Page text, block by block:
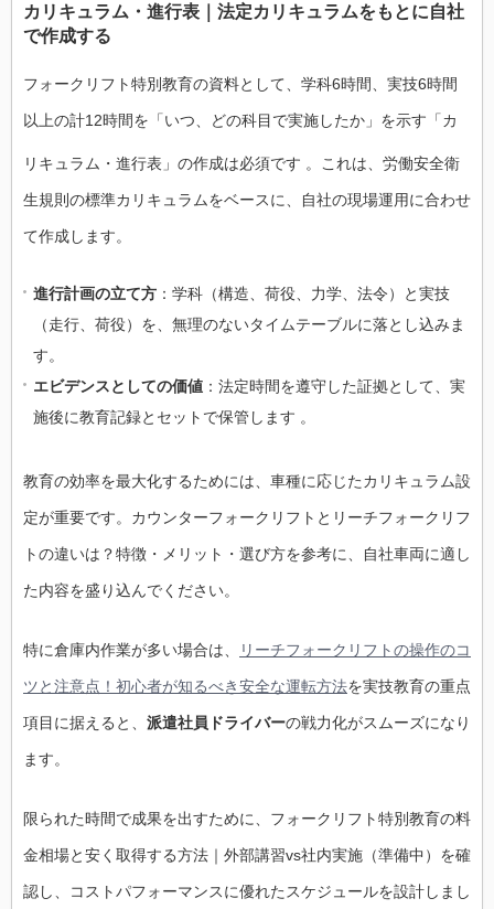
カリキュラム・進行表｜法定カリキュラムをもとに自社
で作成する
フォークリフト特別教育の資料として、学科6時間、実技6時間
以上の計12時間を「いつ、どの科目で実施したか」を示す「カ
リキュラム・進行表」の作成は必須です 。これは、労働安全衛
生規則の標準カリキュラムをベースに、自社の現場運用に合わせ
て作成します。
進行計画の立て方 ：学科（構造、荷役、力学、法令）と実技
（走行、荷役）を、無理のないタイムテーブルに落とし込みま
す。
エビデンスとしての価値 ：法定時間を遵守した証拠として、実
施後に教育記録とセットで保管します 。
教育の効率を最大化するためには、車種に応じたカリキュラム設
定が重要です。カウンターフォークリフトとリーチフォークリフ
トの違いは？特徴・メリット・選び方を参考に、自社車両に適し
た内容を盛り込んでください。
特に倉庫内作業が多い場合は、 リーチフォークリフトの操作のコ
ツと注意点！初心者が知るべき安全な運転方法を実技教育の重点
項目に据えると、 派遣社員ドライバーの戦力化がスムーズになり
ます。
限られた時間で成果を出すために、フォークリフト特別教育の料
金相場と安く取得する方法｜外部講習vs社内実施（準備中）を確
認し、コストパフォーマンスに優れたスケジュールを設計しまし